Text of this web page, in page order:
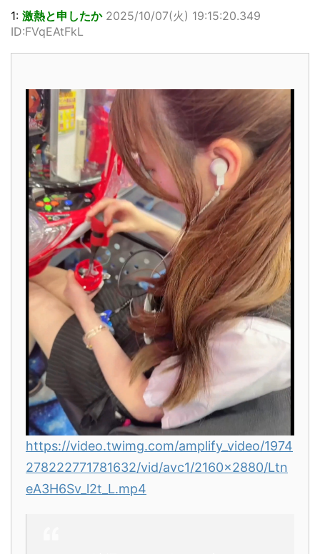
1: 激熱と申したか 2025/10/07(火) 19:15:20.349
ID:FVqEAtFkL
https://video.twimg.com/amplify_video/1974
278222771781632/vid/avc1/2160x2880/Ltn
eA3H6Sv_l2t_L.mp4